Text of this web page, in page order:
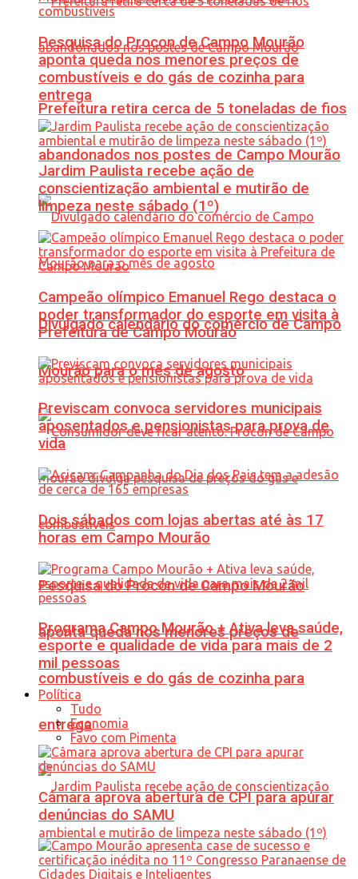
Prefeitura retira cerca de 5 toneladas de fios
abandonados nos postes de Campo Mourão
Divulgado calendário do comércio de Campo
Mourão para o mês de agosto
Pesquisa do Procon de Campo Mourão
aponta queda nos menores preços de
combustíveis e do gás de cozinha para
entrega
Pesquisa do Procon de Campo Mourão
aponta queda nos menores preços de
combustíveis e do gás de cozinha para
entrega
Jardim Paulista recebe ação de
conscientização ambiental e mutirão de
limpeza neste sábado (1º)
Campeão olímpico Emanuel Rego destaca o
poder transformador do esporte em visita à
Prefeitura de Campo Mourão
Previscam convoca servidores municipais
aposentados e pensionistas para prova de
vida
Dois sábados com lojas abertas até às 17
horas em Campo Mourão
Programa Campo Mourão + Ativa leva saúde,
esporte e qualidade de vida para mais de 2
mil pessoas
Política
Tudo
Economia
Favo com Pimenta
Câmara aprova abertura de CPI para apurar
denúncias do SAMU